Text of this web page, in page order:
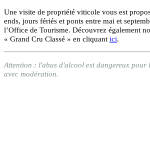
Une visite de propriété viticole vous est
ends, jours fériés et ponts entre mai et
l’Office de Tourisme. Découvrez également
« Grand Cru Classé » en cliquant ici.
Attention : l'abus d'alcool est dangereux pour
avec modération.